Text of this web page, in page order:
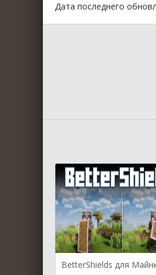
Дата последнего